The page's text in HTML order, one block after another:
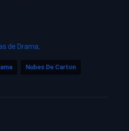
de Drama
Nubes De Carton